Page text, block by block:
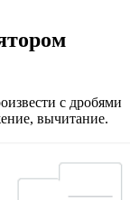
с дробями
вычитание.